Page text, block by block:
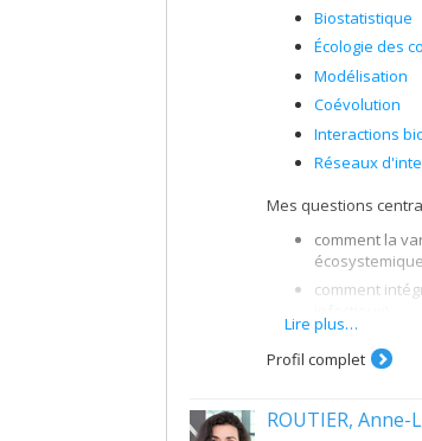
Biostatistique
Écologie des
Modélisation
Coévolution
Interactions
Réseaux
Mes questions
comment la
comment
comment
structure des
Lire plus…
Profil complet
ROUTIER, Anne-